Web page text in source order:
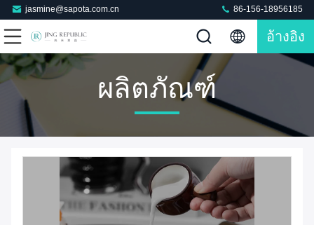
jasmine@sapota.com.cn 86-156-18956185
อ้างอิง
ผลิตภัณฑ์